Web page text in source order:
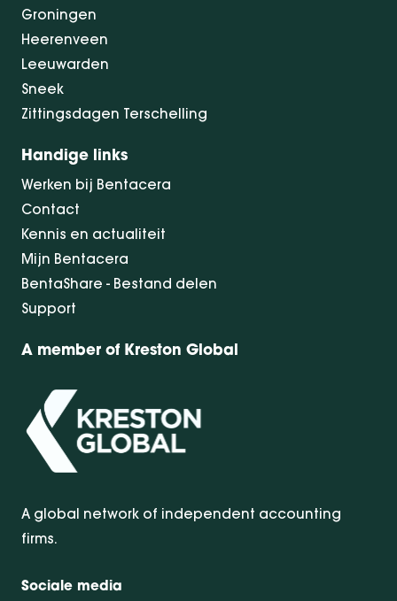
Groningen
Heerenveen
Leeuwarden
Sneek
Zittingsdagen Terschelling
Handige links
Werken bij Bentacera
Contact
Kennis en actualiteit
Mijn Bentacera
BentaShare - Bestand delen
Support
A member of Kreston Global
A global network of independent accounting
firms.
Sociale media